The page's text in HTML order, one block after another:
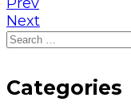
Prev
Next
Search
Categories